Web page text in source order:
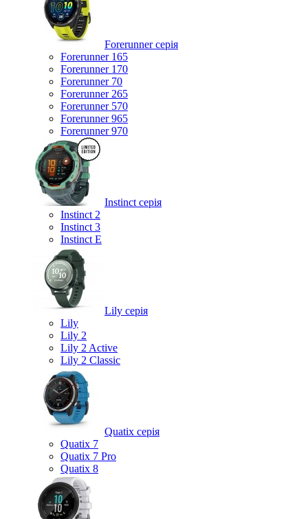
Forerunner серія
Forerunner 165
Forerunner 170
Forerunner 70
Forerunner 265
Forerunner 570
Forerunner 965
Forerunner 970
Instinct серія
Instinct 2
Instinct 3
Instinct E
Lily серія
Lily
Lily 2
Lily 2 Active
Lily 2 Classic
Quatix серія
Quatix 7
Quatix 7 Pro
Quatix 8